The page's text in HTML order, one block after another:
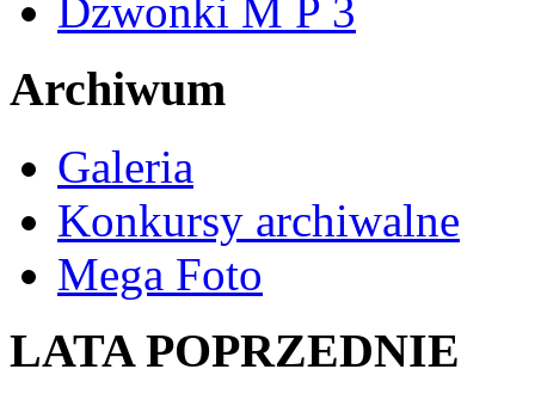
Dzwonki M P 3
Archiwum
Galeria
Konkursy archiwalne
Mega Foto
LATA POPRZEDNIE